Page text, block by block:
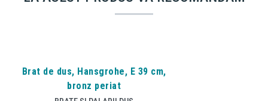
Brat de dus, Hansgrohe, E 39 cm,
bronz periat